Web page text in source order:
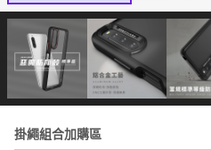
掛繩組合加購區